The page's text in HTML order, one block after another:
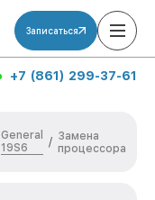
Записаться
+7 (861) 299-37-61
General
19S6
/ Замена
процессора